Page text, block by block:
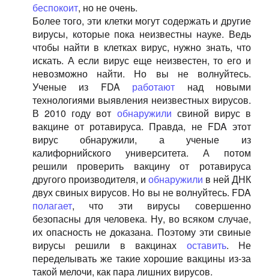
беспокоит, но не очень.
Более того, эти клетки могут содержать и другие
вирусы, которые пока неизвестны науке. Ведь
чтобы найти в клетках вирус, нужно знать, что
искать. А если вирус еще неизвестен, то его и
невозможно найти. Но вы не волнуйтесь.
Ученые из FDA работают над новыми
технологиями выявления неизвестных вирусов.
В 2010 году вот обнаружили свиной вирус в
вакцине от ротавируса. Правда, не FDA этот
вирус обнаружили, а ученые из
калифорнийского университета. А потом
решили проверить вакцину от ротавируса
другого производителя, и обнаружили в ней ДНК
двух свиных вирусов. Но вы не волнуйтесь. FDA
полагает, что эти вирусы совершенно
безопасны для человека. Ну, во всяком случае,
их опасность не доказана. Поэтому эти свиные
вирусы решили в вакцинах оставить. Не
переделывать же такие хорошие вакцины из-за
такой мелочи, как пара лишних вирусов.